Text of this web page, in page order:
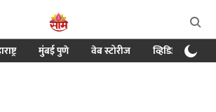
मुंबई पुणे वेब स्टोरीज व्हिडिओ